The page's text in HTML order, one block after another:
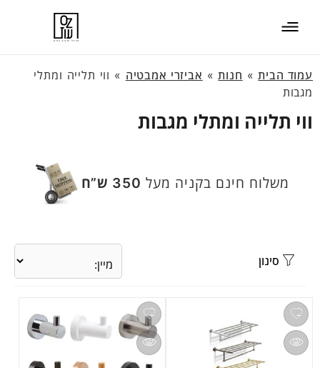
עמוד הבית» חנות» אביזרי אמבטיה » ווי תלייה ומתלי
מגבות
ווי תלייה ומתלי מגבות
משלוח חינם בקניה מעל 350 ש”ח
סינון